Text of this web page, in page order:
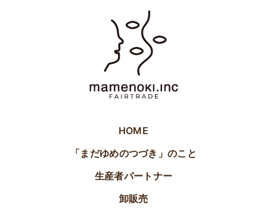
HOME
「まだゆめのつづき」のこと
生産者パートナー
卸販売